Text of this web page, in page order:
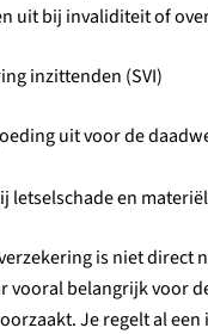
uit bij invaliditeit of
inzittenden (SVI)
uit voor de
letselschade en
is niet direct
vooral belangrijk voor
Je regelt al